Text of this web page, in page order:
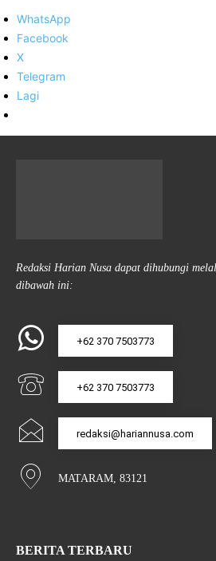
WhatsApp
Facebook
X
Telegram
Lagi
Redaksi Harian Nusa dapat dihubungi
dibawah ini:
+62 370 7503773
+62 370 7503773
redaksi@hariannusa.com
MATARAM, 83121
BERITA TERBARU